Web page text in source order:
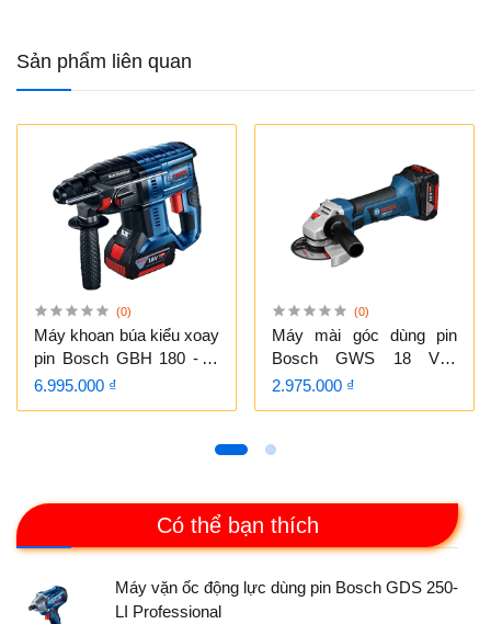
Có thể bạn thích
Máy vặn ốc động lực dùng pin Bosch GDS 250-
LI Professional
Sản phẩm liên quan
(0)
Máy khoan búa kiểu xoay
pin Bosch GBH 180 - LI
BL Professional (MỚI)
6.995.000 ₫
(0)
Máy mài góc dùng pin
Bosch GWS 18 V-LI
Professional (SOLO)
2.975.000 ₫